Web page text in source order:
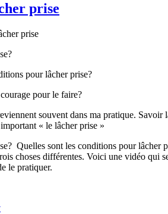
prise
pour lâcher prise?
pour le faire?
souvent dans ma pratique.
« le lâcher prise »
Quelles sont les conditions pour lâcher
choses différentes. Voici une vidéo qui
le pratiquer.